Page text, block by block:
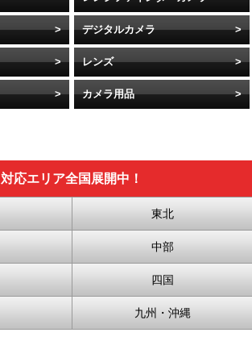
デジタルカメラ
レンズ
カメラ用品
対応エリア全国展開中！
東北
中部
四国
九州・沖縄